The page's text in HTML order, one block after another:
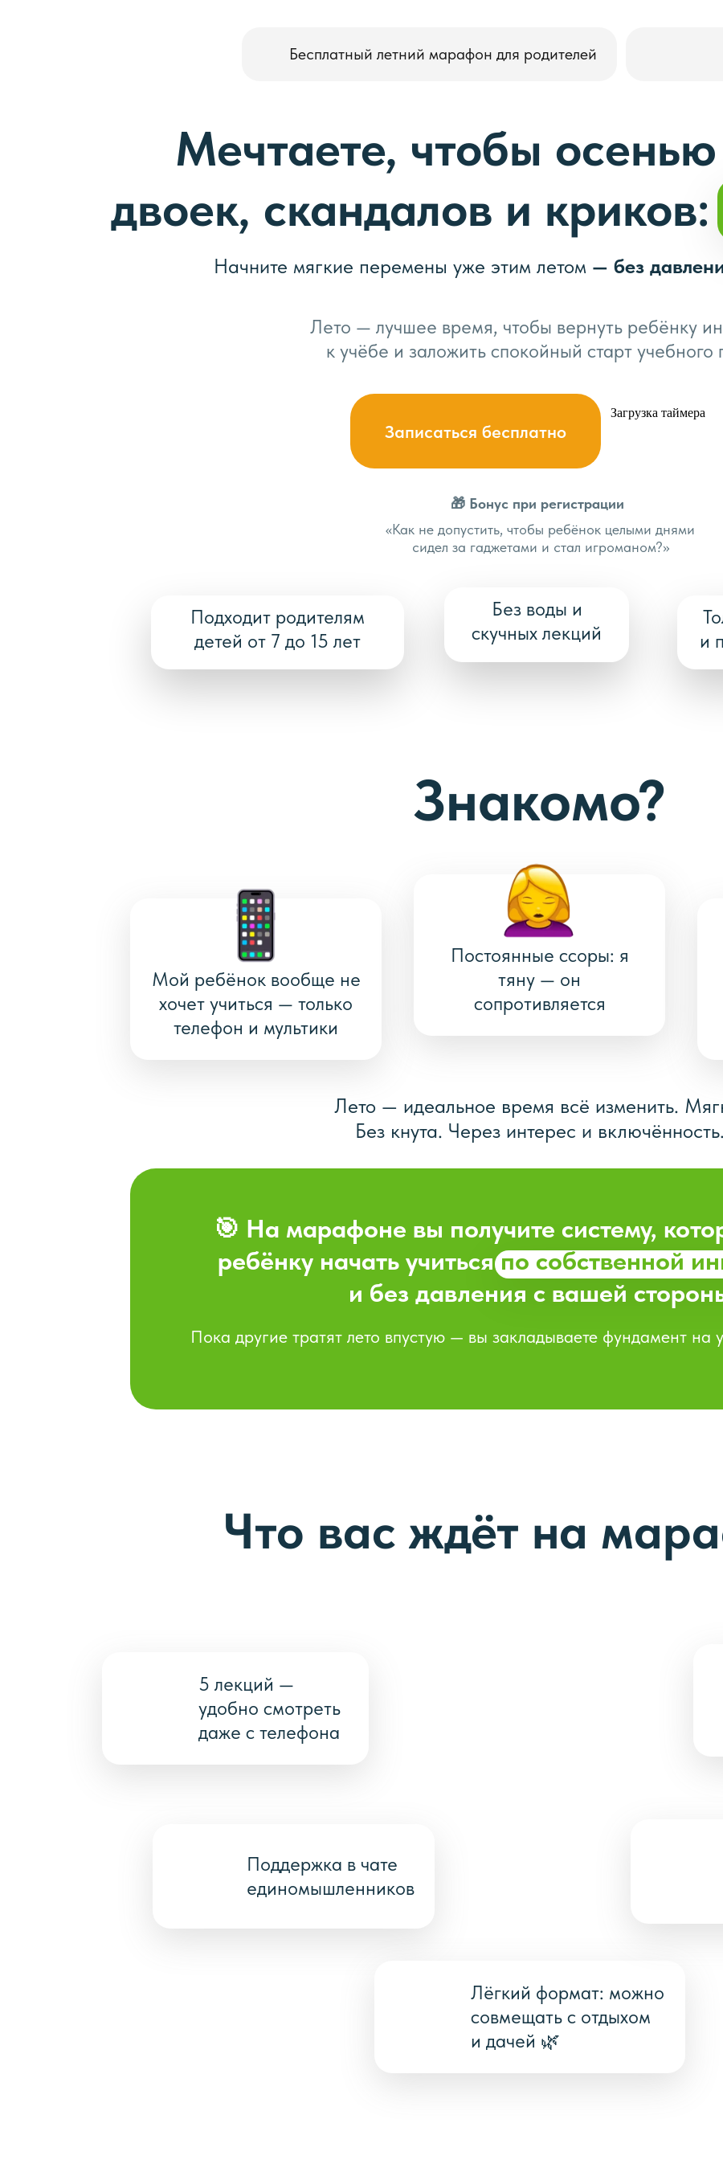
🎁 Бонус при регистрации
«Как не допустить, чтобы ребёнок целыми днями
сидел за гаджетами и стал игроманом?»
Лето — лучшее время, чтобы вернуть ребёнку
к учёбе и заложить спокойный старт учебного
Начните мягкие перемены уже этим летом — без
Бесплатный летний марафон для родителей
Записаться бесплатно
Мечтаете, чтобы
двоек, скандалов и криков:
Подходит родителям
детей от 7 до 15 лет
Загрузка таймера
Без воды и
скучных лекций
и
Пока другие тратят лето впустую — вы закладываете фундамент на
Лето — идеальное время всё изменить.
Без кнута. Через интерес и включённость.
🎯 На марафоне вы получите систему,
ребёнку начать учитьсяпо собственной
и без давления с вашей
Знакомо?
Мой ребёнок вообще не
хочет учиться — только
телефон и мультики
Постоянные ссоры: я
тяну — он
сопротивляется
Что вас ждёт на
Поддержка в чате
единомышленников
5 лекций —
удобно смотреть
даже с телефона
Лёгкий формат: можно
совмещать с отдыхом
и дачей 🌿